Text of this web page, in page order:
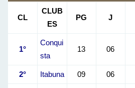
CL
CLUB
ES
PG J
1°
Conqui
sta
13 06
2° Itabuna 09 06